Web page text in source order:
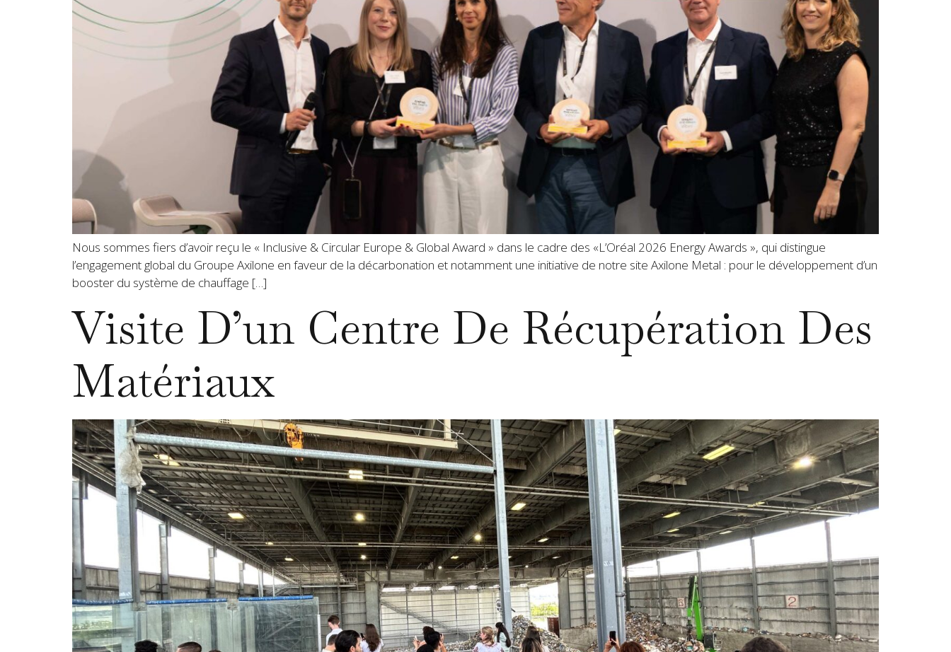
Nous sommes fiers d’avoir reçu le « Inclusive & Circular Europe & Global Award » dans le cadre des «L’Oréal 2026 Energy Awards », qui distingue
l’engagement global du Groupe Axilone en faveur de la décarbonation et notamment une initiative de notre site Axilone Metal : pour le développement d’un
booster du système de chauffage […]
Visite D’un Centre De Récupération Des
Matériaux